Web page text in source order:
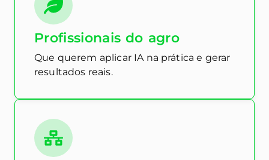
Profissionais do agro
Que querem aplicar IA na prática e gerar
resultados reais.